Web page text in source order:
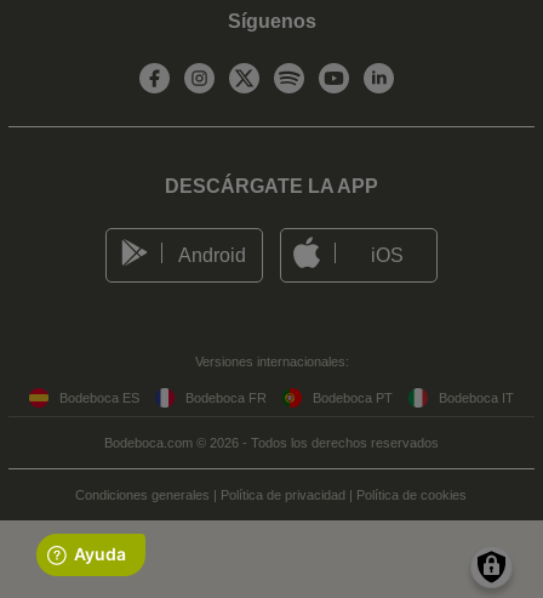
Síguenos
DESCÁRGATE LA APP
Android iOS
Versiones internacionales:
Bodeboca ES Bodeboca FR Bodeboca PT Bodeboca IT
Bodeboca.com © 2026 - Todos los derechos reservados
Condiciones generales | Política de privacidad | Política de cookies